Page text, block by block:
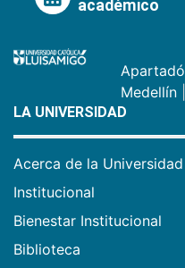
académico
Apartadó
Medellín
LA UNIVERSIDAD
Acerca de la Universidad
Institucional
Bienestar Institucional
Biblioteca